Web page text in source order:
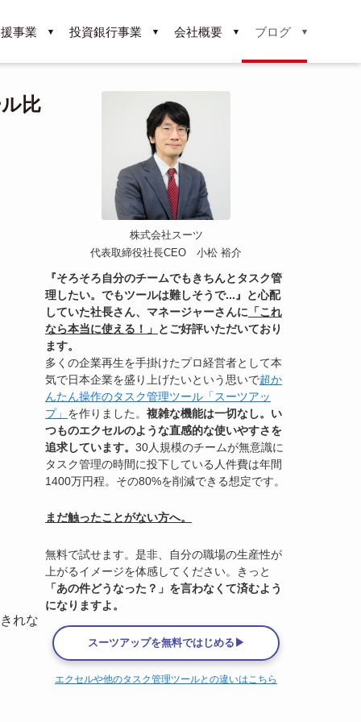
事業 投資銀行事業 会社概要 ブログ
比
れな
株式会社スーツ
代表取締役社長CEO 小松 裕介
『そろそろ自分のチームでもきちんとタスク管
理したい。でもツールは難しそうで...』と心配
していた社長さん、マネージャーさんに 「これ
なら本当に使える！」 とご好評いただいており
ます。
多くの企業再生を手掛けたプロ経営者として本
気で日本企業を盛り上げたいという思いで超か
んたん操作のタスク管理ツール「スーツアッ
プ」 を作りました。 複雑な機能は一切なし。い
つものエクセルのような直感的な使いやすさを
追求しています。 30人規模のチームが無意識に
タスク管理の時間に投下している人件費は年間
1400万円程。その80%を削減できる想定です。
まだ触ったことがない方へ。
無料で試せます。是非、自分の職場の生産性が
上がるイメージを体感してください。きっと
「あの件どうなった？」を言わなくて済むよう
になりますよ。
スーツアップを無料ではじめる▶
エクセルや他のタスク管理ツールとの違いはこちら